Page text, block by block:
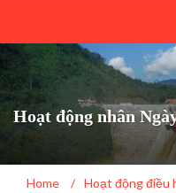
Hoạt động nhân
Home / Hoạt động điều